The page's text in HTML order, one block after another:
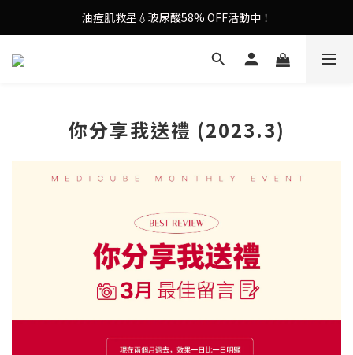
9in1多功能美容儀🌸護膚效果UP！
油痘肌救星💧玻尿酸58% OFF活動中！
果凍噴霧！一噴即現美白光透肌✨
你分享我送禮 (2023.3)